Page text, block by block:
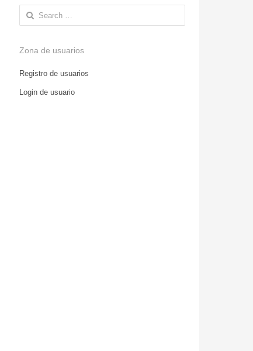
Search
for:
Zona de usuarios
Registro de usuarios
Login de usuario